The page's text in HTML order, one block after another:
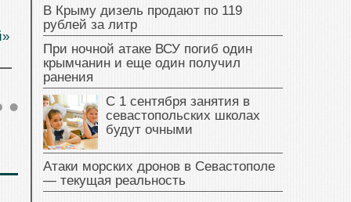
В Крыму дизель продают по 119
рублей за литр
При ночной атаке ВСУ погиб один
крымчанин и еще один получил
ранения
С 1 сентября занятия в
севастопольских школах
будут очными
Атаки морских дронов в Севастополе
— текущая реальность